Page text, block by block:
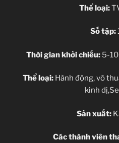
Thể loại:
Số tập:
Thời gian khởi chiếu: 5-
Thể loại: Hành động, võ
kinh
Sản xuất:
Các thành viên